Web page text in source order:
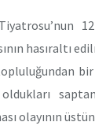
hasıraltı
olayının